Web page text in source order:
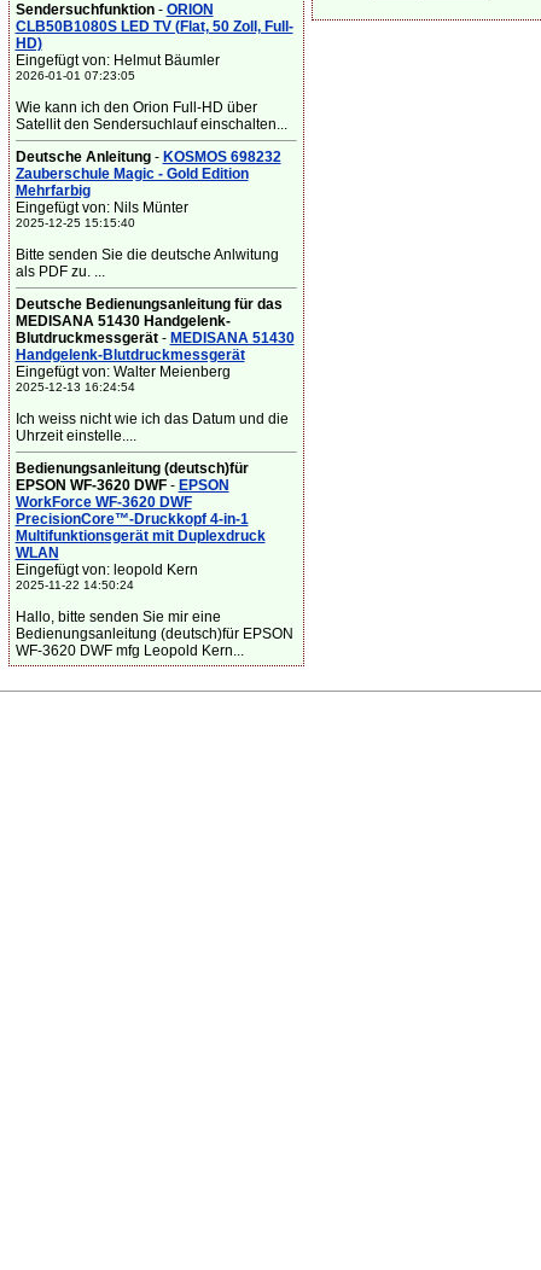
Sendersuchfunktion- ORION
CLB50B1080S LED TV (Flat, 50 Zoll, Full-
HD)
Eingefügt von: Helmut Bäumler
2026-01-01 07:23:05
Wie kann ich den Orion Full-HD über
Satellit den Sendersuchlauf einschalten...
Deutsche Anleitung- KOSMOS 698232
Zauberschule Magic - Gold Edition
Mehrfarbig
Eingefügt von: Nils Münter
2025-12-25 15:15:40
Bitte senden Sie die deutsche Anlwitung
als PDF zu. ...
Deutsche Bedienungsanleitung für das
MEDISANA 51430 Handgelenk-
Blutdruckmessgerät- MEDISANA 51430
Handgelenk-Blutdruckmessgerät
Eingefügt von: Walter Meienberg
2025-12-13 16:24:54
Ich weiss nicht wie ich das Datum und die
Uhrzeit einstelle....
Bedienungsanleitung (deutsch)für
EPSON WF-3620 DWF- EPSON
WorkForce WF-3620 DWF
PrecisionCore™-Druckkopf 4-in-1
Multifunktionsgerät mit Duplexdruck
WLAN
Eingefügt von: leopold Kern
2025-11-22 14:50:24
Hallo, bitte senden Sie mir eine
Bedienungsanleitung (deutsch)für EPSON
WF-3620 DWF mfg Leopold Kern...